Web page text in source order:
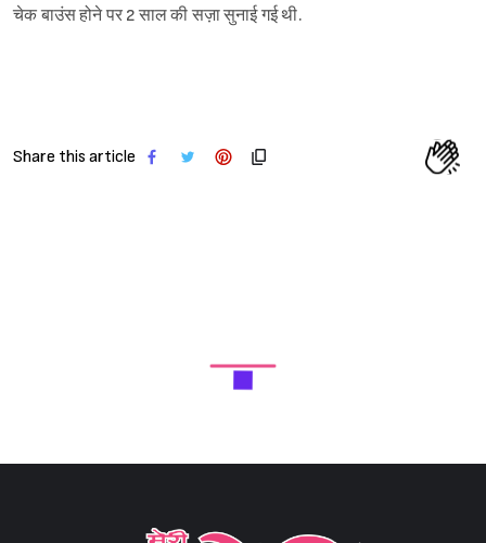
चेक बाउंस होने पर 2 साल की सज़ा सुनाई गई थी.
Share this article